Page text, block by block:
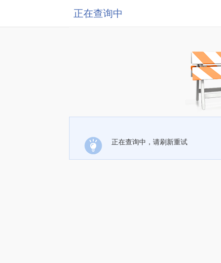
正在查询中
正在查询中，请刷新重试